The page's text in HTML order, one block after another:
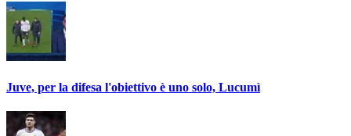
Juve, per la difesa l'obiettivo è uno solo, Lucumì